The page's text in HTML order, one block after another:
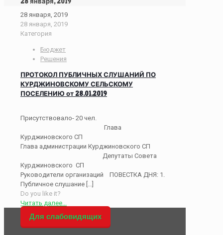
28 января, 2019
28 января, 2019
Категория
Бюджет
Решения
ПРОТОКОЛ ПУБЛИЧНЫХ СЛУШАНИЙ ПО
КУРДЖИНОВСКОМУ СЕЛЬСКОМУ
ПОСЕЛЕНИЮ от 28.01.2019
Присутствовало- 20 чел.
Глава
Курджиновского СП
Глава администрации Курджиновского СП
Депутаты Совета
Курджиновского СП
Руководители организаций ПОВЕСТКА ДНЯ: 1.
Публичное слушание […]
Do you like it?
Читать далее...
Для слабовидящих